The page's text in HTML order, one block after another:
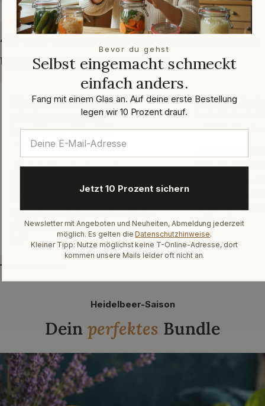
4,89 von 5 · über 33.000 Bewertungen bei Trusted Shops
Unsere Kundenmeinungen
Keines, wirklich keines, hat
Schaden genommen
Trusted Shops · März 2026
✓ Verifizierter Kauf
„Ich habe Vorratsgläser mit
gut verpackt gewesen, dass keines,
wirklich keines, Schaden genommen
Ich bin
✓ Verifizierter
mich die
langjährige
Chapeau“
Heidelbeer-Saison
Dein perfektes Bundle
Bevor du gehst
Selbst eingemacht schmeckt
einfach anders.
Fang mit einem Glas an. Auf deine erste Bestellung
legen wir 10 Prozent drauf.
Jetzt 10 Prozent sichern
Newsletter mit Angeboten und Neuheiten, Abmeldung jederzeit
möglich. Es gelten die Datenschutzhinweise.
Kleiner Tipp: Nutze möglichst keine T-Online-Adresse, dort
kommen unsere Mails leider oft nicht an.